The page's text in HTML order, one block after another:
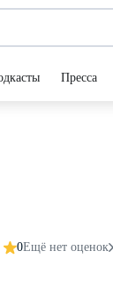
Пресса
0Ещё нет оценок